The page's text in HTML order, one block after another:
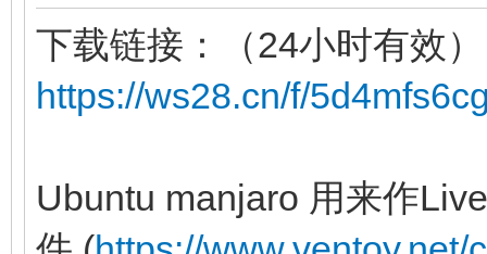
下载链接：（24小时有效）
https://ws28.cn/f/
Ubuntu manjaro 用来作